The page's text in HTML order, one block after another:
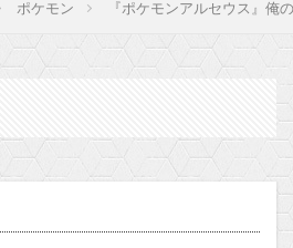
ポケモン 『ポケモンアルセウス』俺